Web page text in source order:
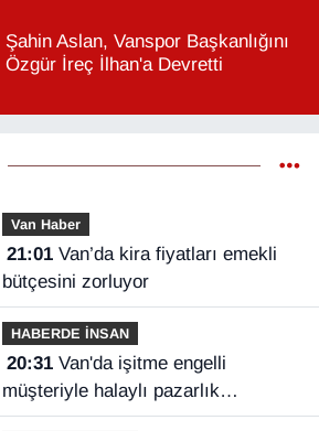
Şahin Aslan, Vanspor Başkanlığını
Özgür İreç İlhan'a Devretti
Van Haber
21:01Van’da kira fiyatları emekli
bütçesini zorluyor
HABERDE İNSAN
20:31Van'da işitme engelli
müşteriyle halaylı pazarlık
gülümsetti